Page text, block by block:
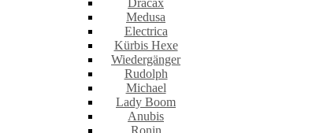
Dracax
Medusa
Electrica
Kürbis Hexe
Wiedergänger
Rudolph
Michael
Lady Boom
Anubis